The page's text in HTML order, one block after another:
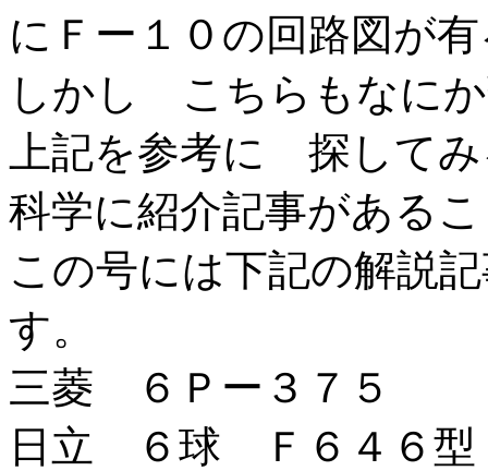
にＦー１０の回路図が
しかし こちらもなに
上記を参考に 探して
科学に紹介記事がある
この号には下記の解説
す。
三菱 ６Ｐー３７５
日立 ６球 Ｆ６４６型